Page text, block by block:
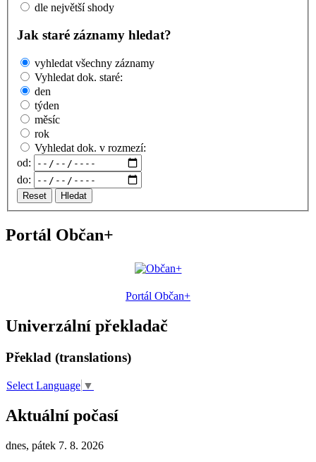
dle největší shody
Jak staré záznamy hledat?
vyhledat všechny záznamy
Vyhledat dok. staré:
den
týden
měsíc
rok
Vyhledat dok. v rozmezí:
od:
do:
Reset Hledat
Portál Občan+
Portál Občan+
Univerzální překladač
Překlad (translations)
Select Language ▼
Aktuální počasí
dnes, pátek 7. 8. 2026